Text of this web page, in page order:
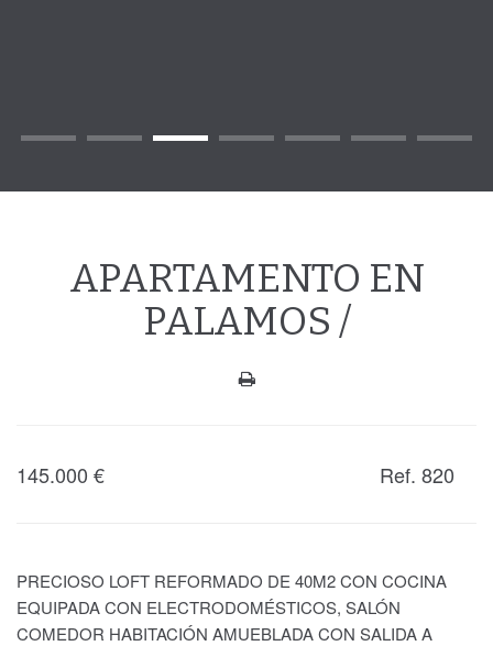
APARTAMENTO EN
PALAMOS /
145.000 € Ref. 820
PRECIOSO LOFT REFORMADO DE 40M2 CON COCINA
EQUIPADA CON ELECTRODOMÉSTICOS, SALÓN
COMEDOR HABITACIÓN AMUEBLADA CON SALIDA A